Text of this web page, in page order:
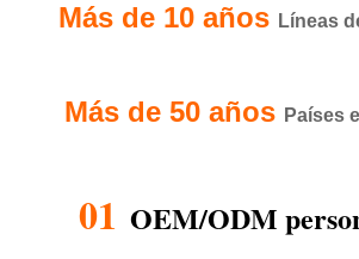
Más de 10 años Líneas
Más de 50 años Países
01 OEM/ODM